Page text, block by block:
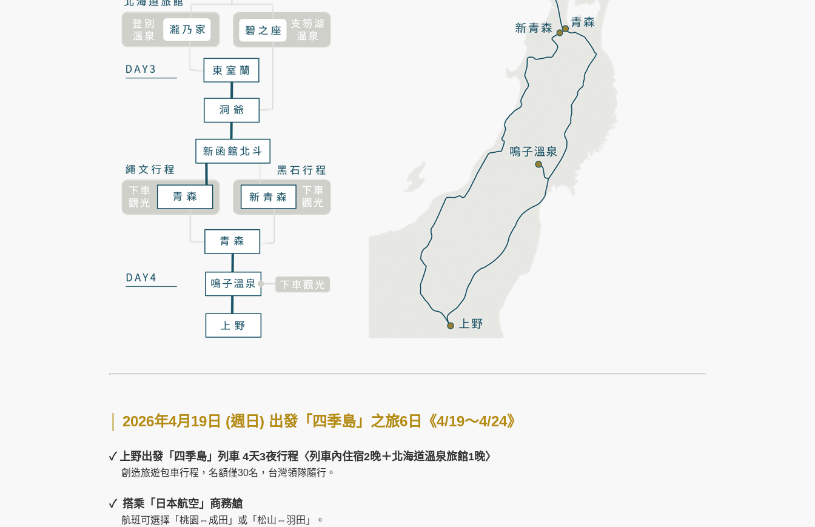
2026年4月19日 (週日) 出發「四季島」之旅6日《4/19～4/24》
✓ 上野出發「四季島」列車 4天3夜行程 〈列車內住宿2晚＋北海道溫泉旅館1晚〉
創造旅遊包車行程，名額僅30名，台灣領隊隨行。
✓ 搭乘「日本航空」商務艙
航班可選擇「桃園⇔成田」或「松山⇔羽田」。